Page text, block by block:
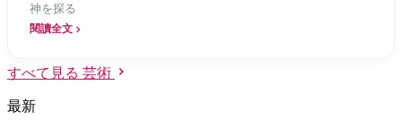
神を探る
閱讀全文
すべて見る 芸術
最新